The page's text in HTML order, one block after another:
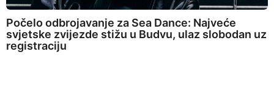
Počelo odbrojavanje za Sea Dance: Najveće
svjetske zvijezde stižu u Budvu, ulaz slobodan uz
registraciju